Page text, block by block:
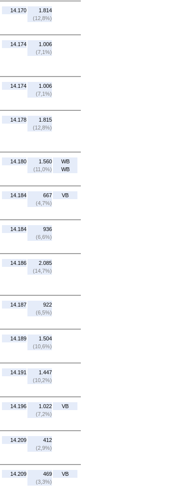
14.170
1.814
(12,8%)
14.174
1.006
(7,1%)
14.174
1.006
(7,1%)
14.178
1.815
(12,8%)
14.180
1.560
(11,0%)
WB
WB
14.184
667
(4,7%)
VB
14.184
936
(6,6%)
14.186
2.085
(14,7%)
14.187
922
(6,5%)
14.189
1.504
(10,6%)
14.191
1.447
(10,2%)
14.196
1.022
(7,2%)
VB
14.209
412
(2,9%)
14.209
469
(3,3%)
VB